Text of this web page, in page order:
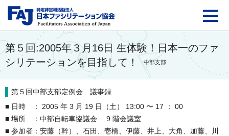
FAJ：特定非営利活動
第５回:2005年３月16日 生体験！日本一のファ
シリテーションを目指して！
中部支部
第５回中部支部定例会 議事録
■ 日時 ： 2005 年 3 月 19 日（土） 13:00 〜 17 ： 00
■ 場所 ：中部自転車協議会 9 階会議室
■ 参加者：安藤（幹）、石田、壱橋、伊藤、井上、大角、加藤、川